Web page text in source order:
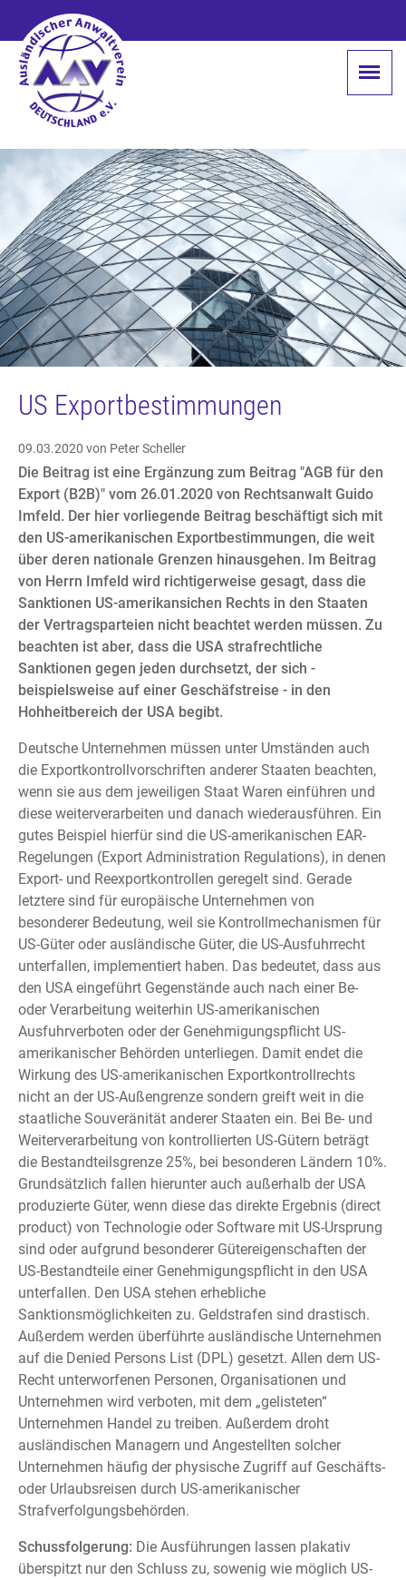
US Exportbestimmungen
09.03.2020 von Peter Scheller
Die Beitrag ist eine Ergänzung zum Beitrag "AGB für den
Export (B2B)" vom 26.01.2020 von Rechtsanwalt Guido
Imfeld. Der hier vorliegende Beitrag beschäftigt sich mit
den US-amerikanischen Exportbestimmungen, die weit
über deren nationale Grenzen hinausgehen. Im Beitrag
von Herrn Imfeld wird richtigerweise gesagt, dass die
Sanktionen US-amerikansichen Rechts in den Staaten
der Vertragsparteien nicht beachtet werden müssen. Zu
beachten ist aber, dass die USA strafrechtliche
Sanktionen gegen jeden durchsetzt, der sich -
beispielsweise auf einer Geschäfstreise - in den
Hohheitbereich der USA begibt.
Deutsche Unternehmen müssen unter Umständen auch
die Exportkontrollvorschriften anderer Staaten beachten,
wenn sie aus dem jeweiligen Staat Waren einführen und
diese weiterverarbeiten und danach wiederausführen. Ein
gutes Beispiel hierfür sind die US-amerikanischen EAR-
Regelungen (Export Administration Regulations), in denen
Export- und Reexportkontrollen geregelt sind. Gerade
letztere sind für europäische Unternehmen von
besonderer Bedeutung, weil sie Kontrollmechanismen für
US-Güter oder ausländische Güter, die US-Ausfuhrrecht
unterfallen, implementiert haben. Das bedeutet, dass aus
den USA eingeführt Gegenstände auch nach einer Be-
oder Verarbeitung weiterhin US-amerikanischen
Ausfuhrverboten oder der Genehmigungspflicht US-
amerikanischer Behörden unterliegen. Damit endet die
Wirkung des US-amerikanischen Exportkontrollrechts
nicht an der US-Außengrenze sondern greift weit in die
staatliche Souveränität anderer Staaten ein. Bei Be- und
Weiterverarbeitung von kontrollierten US-Gütern beträgt
die Bestandteilsgrenze 25%, bei besonderen Ländern 10%.
Grundsätzlich fallen hierunter auch außerhalb der USA
produzierte Güter, wenn diese das direkte Ergebnis (direct
product) von Technologie oder Software mit US-Ursprung
sind oder aufgrund besonderer Gütereigenschaften der
US-Bestandteile einer Genehmigungspflicht in den USA
unterfallen. Den USA stehen erhebliche
Sanktionsmöglichkeiten zu. Geldstrafen sind drastisch.
Außerdem werden überführte ausländische Unternehmen
auf die Denied Persons List (DPL) gesetzt. Allen dem US-
Recht unterworfenen Personen, Organisationen und
Unternehmen wird verboten, mit dem „gelisteten“
Unternehmen Handel zu treiben. Außerdem droht
ausländischen Managern und Angestellten solcher
Unternehmen häufig der physische Zugriff auf Geschäfts-
oder Urlaubsreisen durch US-amerikanischer
Strafverfolgungsbehörden.
Schussfolgerung: Die Ausführungen lassen plakativ
überspitzt nur den Schluss zu, sowenig wie möglich US-